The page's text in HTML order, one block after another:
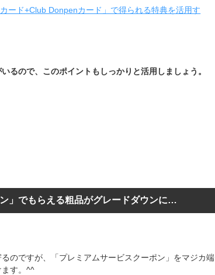
ード+Club Donpenカード」で得られる特典を活用す
るので、このポイントもしっかりと活用しましょう。
」でもらえる粗品がグレードダウンに…
のですが、「プレミアムサービスクーポン」をマジカ端
ます。^^